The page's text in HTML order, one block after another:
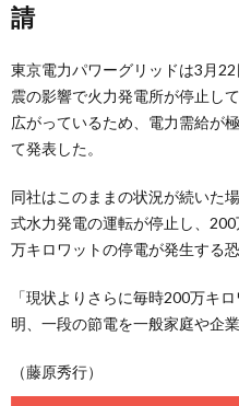
請
東京電力パワーグリッドは3月
震の影響で火力発電所が停止し
広がっているため、電力需給が
て発表した。
同社はこのままの状況が続いた
式水力発電の運転が停止し、
万キロワットの停電が発生する
「現状よりさらに毎時200万キ
明、一段の節電を一般家庭や企
（藤原秀行）